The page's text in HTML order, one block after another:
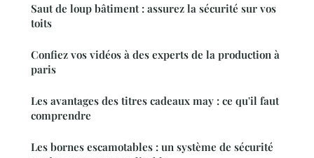
Saut de loup bâtiment : assurez la sécurité sur vos
toits
Confiez vos vidéos à des experts de la production à
paris
Les avantages des titres cadeaux may : ce qu'il faut
comprendre
Les bornes escamotables : un système de sécurité